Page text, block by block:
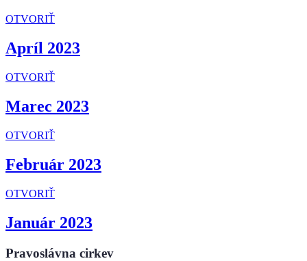
OTVORIŤ
Apríl 2023
OTVORIŤ
Marec 2023
OTVORIŤ
Február 2023
OTVORIŤ
Január 2023
Pravoslávna cirkev